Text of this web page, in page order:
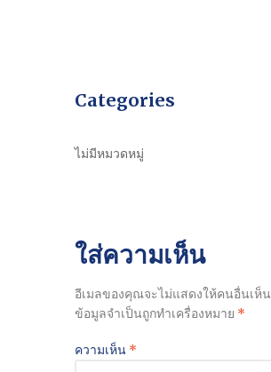
Categories
ไม่มีหมวดหมู่
ใส่ความเห็น
อีเมลของคุณจะไม่แสดงให้คนอื่นเห็น
ข้อมูลจำเป็นถูกทำเครื่องหมาย *
ความเห็น *